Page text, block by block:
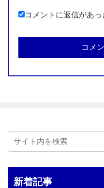
コメントに返信があっ
新着記事